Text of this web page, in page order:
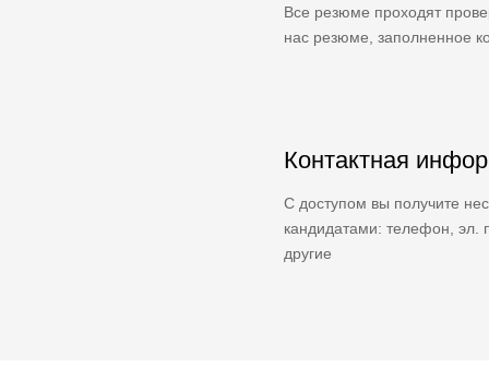
Все резюме проходят
нас резюме, заполненное
Контактная
С доступом вы получите
кандидатами: телефон, эл.
другие